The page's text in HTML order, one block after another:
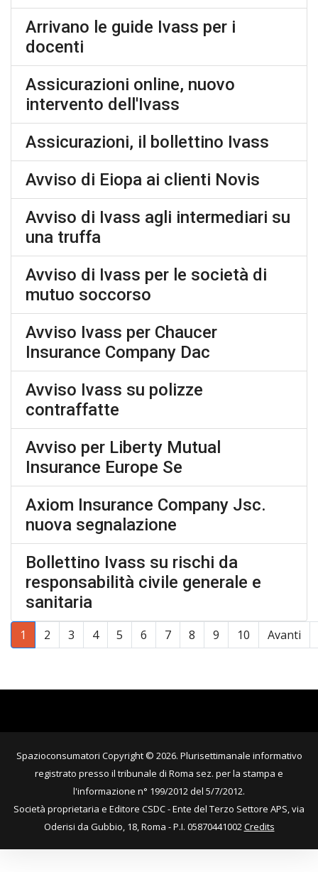
Arrivano le guide Ivass per i
docenti
Assicurazioni online, nuovo
intervento dell'Ivass
Assicurazioni, il bollettino Ivass
Avviso di Eiopa ai clienti Novis
Avviso di Ivass agli intermediari su
una truffa
Avviso di Ivass per le società di
mutuo soccorso
Avviso Ivass per Chaucer
Insurance Company Dac
Avviso Ivass su polizze
contraffatte
Avviso per Liberty Mutual
Insurance Europe Se
Axiom Insurance Company Jsc.
nuova segnalazione
Bollettino Ivass su rischi da
responsabilità civile generale e
sanitaria
Pagina 1 di 11
1 2 3 4 5 6 7 8 9 10 Avanti
Spazioconsumatori Copyright © 2026. Plurisettimanale informativo
registrato presso il tribunale di Roma sez. per la stampa e
l'informazione n° 199/2012 del 5/7/2012.
Società proprietaria e Editore CSDC - Ente del Terzo Settore APS, via
Oderisi da Gubbio, 18, Roma - P.I. 05870441002Credits